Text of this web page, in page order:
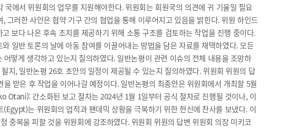
에서 위원회의 업무를 지원해야한다. 위원회는 회원국의 의견에 귀 기울일 필요
러한 사안은 협약 기구 간의 협업을 통해 이루어지고 있음을 밝힌다. 위원 하인드
보다 나은 후속 조치를 제공하기 위해 소통 구조를 검토하는 작업을 진행 중이다.
일반 토론의 날에 아동 참여를 이끌어내는 방법을 담은 자료를 채택하였다. 모든
떻게 생각하고 있는지 질의하였다. 일반논평이 관련 이슈의 전체 내용을 조망하
지, 일반논평 26호 초안의 일정이 제공될 수 있는지 질의하였다. 위원회 위원의 답
받은 후 작업을 이어나갈 예정이다. 일반논평의 최종안은 위원회에서 개최할 5월
Otani): 간소화된 보고 절차는 2024년 1월 1일부터 공식 절차로 진행될 것이나, 이
는 위원회의 업적과 팬데믹 상황을 극복하기 위한 헌신에 찬사를 보냈다. 이
복을 피할 것을 위원회에 강조하였다. 위원회 위원의 답변 위원회 의장 미키코